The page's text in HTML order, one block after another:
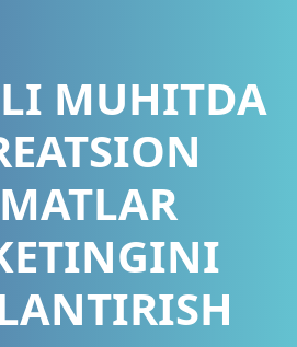
MUHITDA